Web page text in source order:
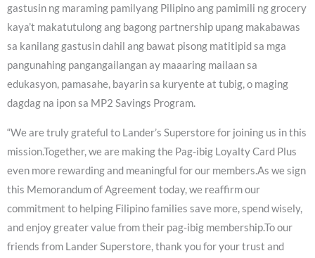
gastusin ng maraming pamilyang Pilipino ang pamimili ng grocery
kaya’t makatutulong ang bagong partnership upang makabawas
sa kanilang gastusin dahil ang bawat pisong matitipid sa mga
pangunahing pangangailangan ay maaaring mailaan sa
edukasyon, pamasahe, bayarin sa kuryente at tubig, o maging
dagdag na ipon sa MP2 Savings Program.
“We are truly grateful to Lander’s Superstore for joining us in this
mission.Together, we are making the Pag-ibig Loyalty Card Plus
even more rewarding and meaningful for our members.As we sign
this Memorandum of Agreement today, we reaffirm our
commitment to helping Filipino families save more, spend wisely,
and enjoy greater value from their pag-ibig membership.To our
friends from Lander Superstore, thank you for your trust and